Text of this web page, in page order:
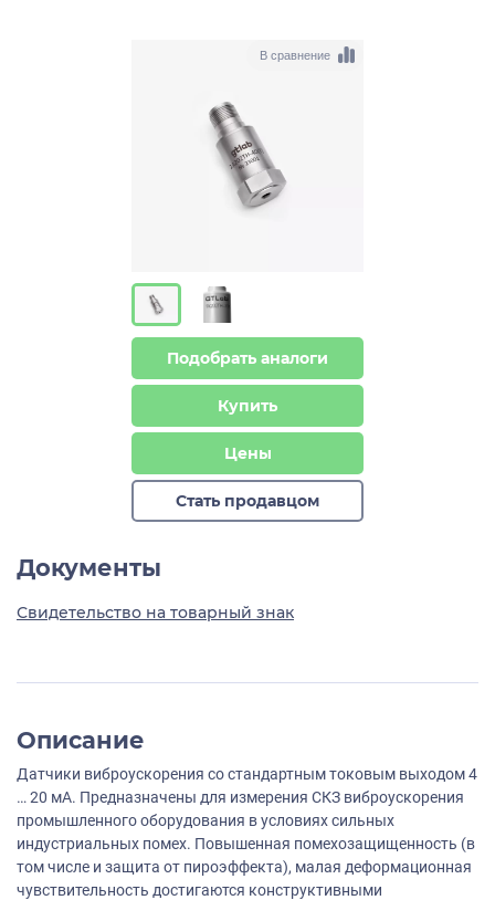
В сравнение
Подобрать аналоги
Купить
Цены
Стать продавцом
Документы
Свидетельство на товарный знак
Описание
Датчики виброускорения со стандартным токовым выходом 4
… 20 мА. Предназначены для измерения СКЗ виброускорения
промышленного оборудования в условиях сильных
индустриальных помех. Повышенная помехозащищенность (в
том числе и защита от пироэффекта), малая деформационная
чувствительность достигаются конструктивными